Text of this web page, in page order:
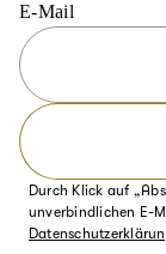
E-Mail
Durch Klick auf
unverbindlichen E-